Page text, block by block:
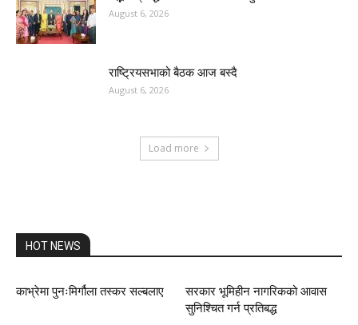
August 6, 2026
राष्ट्रियसभाको बैठक आज बस्दै
August 6, 2026
Load more
HOT NEWS
काभ्रेमा पुनःमिर्गौला तस्कर सल्बलाए
सरकार भूमिहीन नागरिकको आवास
सुनिश्चित गर्न प्रतिबद्ध